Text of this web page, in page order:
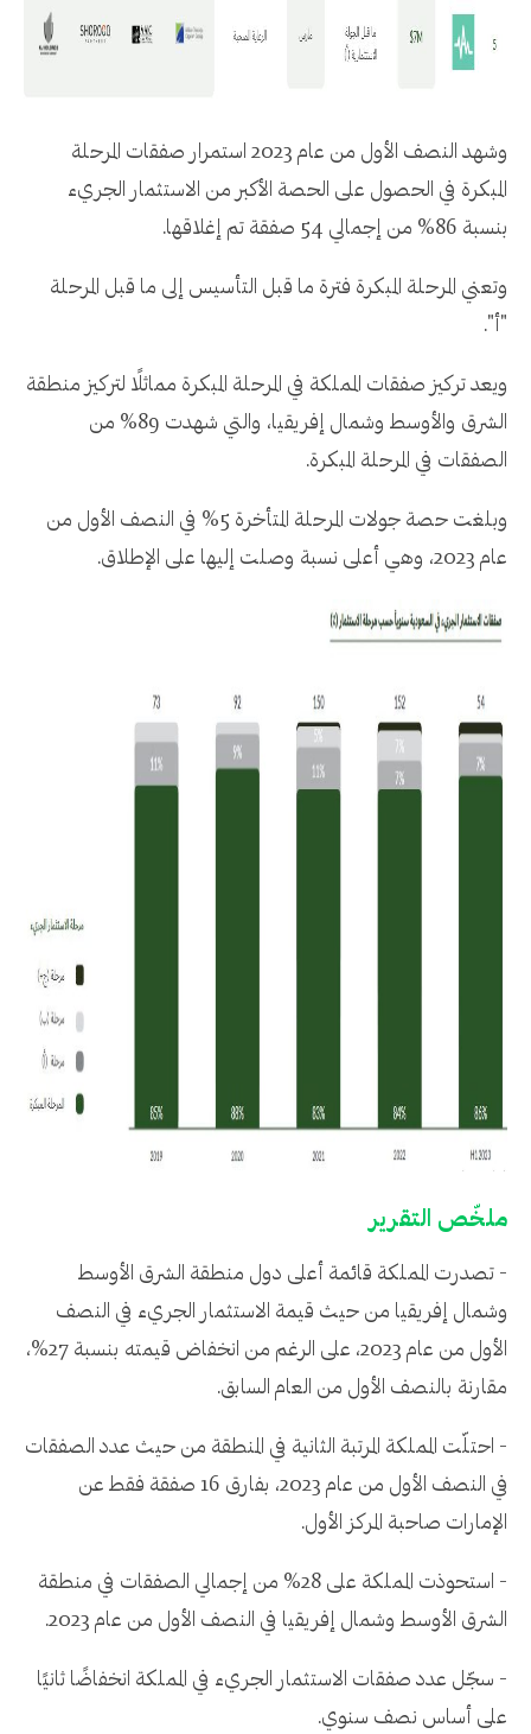
وشهد النصف الأول من عام 2023 استمرار صفقات المرحلة
المبكرة في الحصول على الحصة الأكبر من الاستثمار الجريء
بنسبة 86% من إجمالي 54 صفقة تم إغلاقها.
وتعني المرحلة المبكرة فترة ما قبل التأسيس إلى ما قبل المرحلة
"أ".
ويعد تركيز صفقات المملكة في المرحلة المبكرة مماثلًا لتركيز منطقة
الشرق والأوسط وشمال إفريقيا، والتي شهدت 89% من
الصفقات في المرحلة المبكرة.
وبلغت حصة جولات المرحلة المتأخرة 5% في النصف الأول من
عام 2023، وهي أعلى نسبة وصلت إليها على الإطلاق.
ملخّص التقرير
- تصدرت المملكة قائمة أعلى دول منطقة الشرق الأوسط
وشمال إفريقيا من حيث قيمة الاستثمار الجريء في النصف
الأول من عام 2023، على الرغم من انخفاض قيمته بنسبة 27%،
مقارنة بالنصف الأول من العام السابق.
- احتلّت المملكة المرتبة الثانية في المنطقة من حيث عدد الصفقات
في النصف الأول من عام 2023، بفارق 16 صفقة فقط عن
الإمارات صاحبة المركز الأول.
- استحوذت المملكة على 28% من إجمالي الصفقات في منطقة
الشرق الأوسط وشمال إفريقيا في النصف الأول من عام 2023.
- سجّل عدد صفقات الاستثمار الجريء في المملكة انخفاضًا ثانيًا
على أساس نصف سنوي.